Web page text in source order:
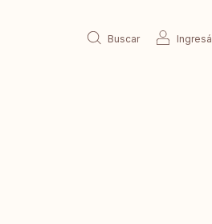
Buscar Ingresá